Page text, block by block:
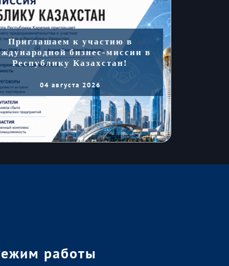
Приглашаем к участию в
бизнес-миссии в
Республику Казахстан!
04 августа 2026
работы